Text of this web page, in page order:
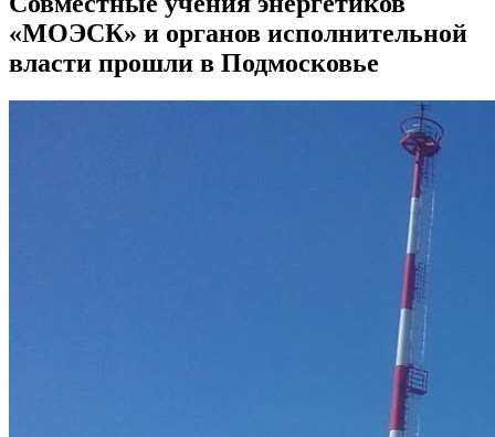
«МОЭСК» и органов исполнительной
власти прошли в Подмосковье